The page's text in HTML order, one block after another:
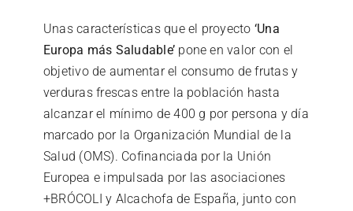
Unas características que el proyecto ‘Una
Europa más Saludable’ pone en valor con el
objetivo de aumentar el consumo de frutas y
verduras frescas entre la población hasta
alcanzar el mínimo de 400 g por persona y día
marcado por la Organización Mundial de la
Salud (OMS). Cofinanciada por la Unión
Europea e impulsada por las asociaciones
+BRÓCOLI y Alcachofa de España, junto con